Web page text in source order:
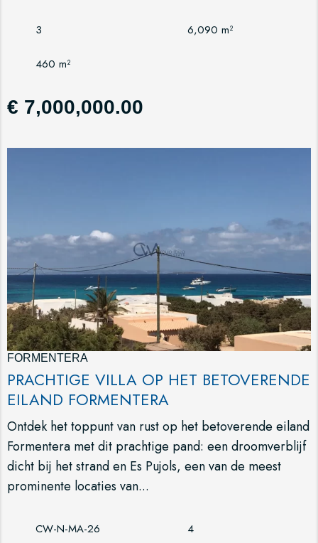
3 6,090 m²
460 m²
€ 7,000,000.00
FORMENTERA
PRACHTIGE VILLA OP HET BETOVERENDE
EILAND FORMENTERA
Ontdek het toppunt van rust op het betoverende eiland
Formentera met dit prachtige pand: een droomverblijf
dicht bij het strand en Es Pujols, een van de meest
prominente locaties van...
CW-N-MA-26 4